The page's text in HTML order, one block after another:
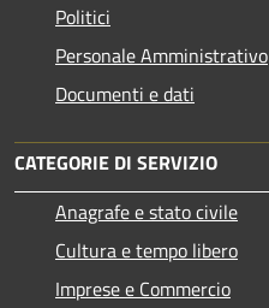
Politici
Personale Amministrativo
Documenti e dati
CATEGORIE DI SERVIZIO
Anagrafe e stato civile
Cultura e tempo libero
Imprese e Commercio